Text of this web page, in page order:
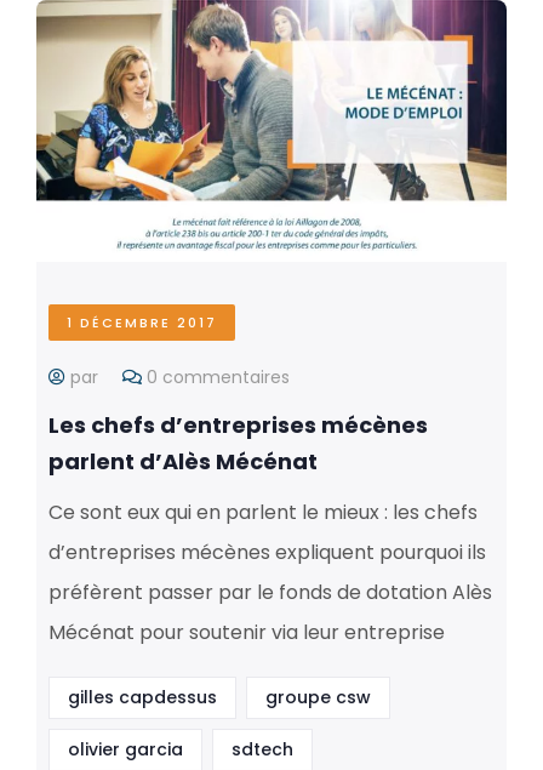
1 DÉCEMBRE 2017
par 0 commentaires
Les chefs d’entreprises mécènes
parlent d’Alès Mécénat
Ce sont eux qui en parlent le mieux : les chefs
d’entreprises mécènes expliquent pourquoi ils
préfèrent passer par le fonds de dotation Alès
Mécénat pour soutenir via leur entreprise
gilles capdessus groupe csw
olivier garcia sdtech